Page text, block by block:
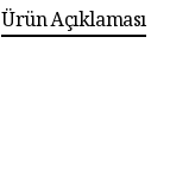
Ürün Açıklaması